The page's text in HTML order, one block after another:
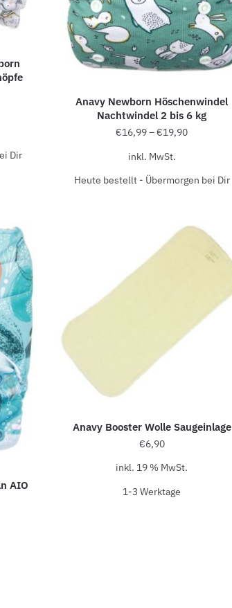
Dir
Anavy Newborn Höschenwindel
Nachtwindel 2 bis 6 kg
€16,99–€19,90
inkl. MwSt.
Heute bestellt - Übermorgen bei Dir
AIO
Anavy Booster Wolle Saugeinlage
€6,90
inkl. 19 % MwSt.
1-3 Werk­ta­ge